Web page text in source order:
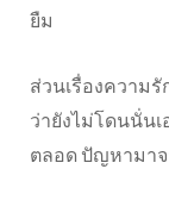
ยืม
ส่วนเรื่องความ
ว่ายังไม่โดนนั่นเ
ตลอด ปัญหามา